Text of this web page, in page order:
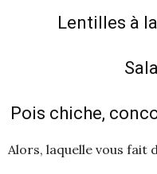
Lentilles à
Pois chiche,
Alors, laquelle vous fait